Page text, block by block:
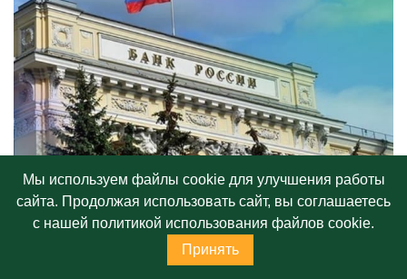
РЕГУЛИРОВАНИЕ
ЦБ в диалоге: какие новации предложено
обсудить по проектам устойчивого
Мы используем файлы cookie для улучшения работы
сайта. Продолжая использовать сайт, вы соглашаетесь
с нашей политикой использования файлов cookie.
Принять